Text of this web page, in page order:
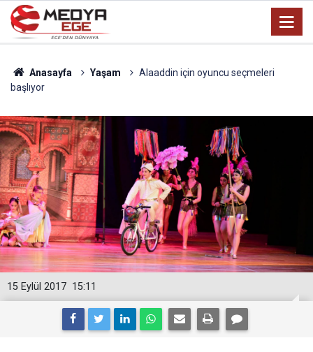
Anasayfa Yaşam
Alaaddin için oyuncu seçmeleri
başlıyor
15:11
15 Eylül 2017